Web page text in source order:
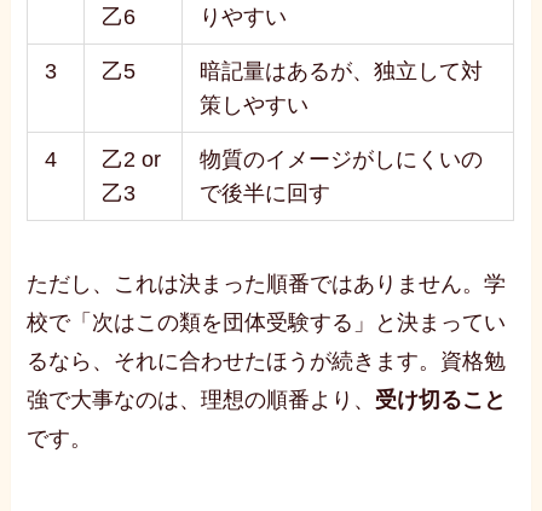
乙6
りやすい
3 乙5
暗記量はあるが、独立して対
策しやすい
4
乙2 or
乙3
物質のイメージがしにくいの
で後半に回す
ただし、これは決まった順番ではありません。学
校で「次はこの類を団体受験する」と決まってい
るなら、それに合わせたほうが続きます。資格勉
強で大事なのは、理想の順番より、 受け切ること
です。